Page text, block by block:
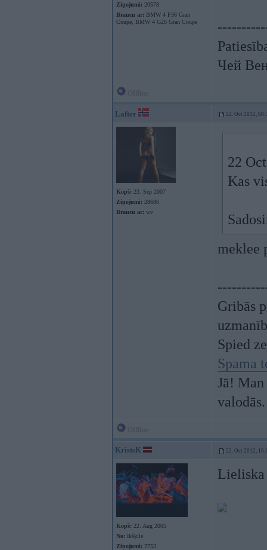
Ziņojumi: 20578
Braucu ar: BMW 4 F36 Gran
Coupe, BMW 4 G26 Gran Coupe
Чей
Lafter 22. Oct 2012,
Kopš: 23. Sep 2007
Ziņojumi: 28686
Braucu ar: wv
22
Kas
meklee
Gribās
Spied
Spama
Jā!
valodās.
KristsK 22. Oct 2012,
Kopš: 22. Aug 2005
No: Ikšķile
Ziņojumi: 2753
Lieliska